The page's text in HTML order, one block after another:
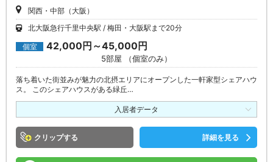
関西・中部（大阪）
北大阪急行千里中央駅
梅田・大阪駅まで20分
個室 42,000円～45,000円
5部屋 （個室のみ）
落ち着いた街並みが魅力の北摂エリアにオープンした一軒家型シェアハウ
ス。 このシェアハウスがある緑丘…
入居者データ
クリップ 詳細を見る